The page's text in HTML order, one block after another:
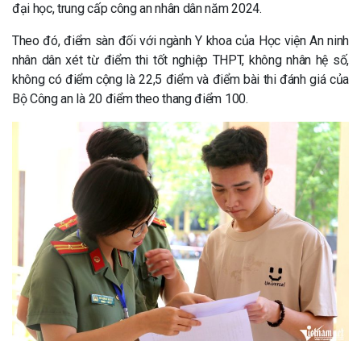
đại học, trung cấp công an nhân dân năm 2024.
Theo đó, điểm sàn đối với ngành Y khoa của Học viện An ninh
nhân dân xét từ điểm thi tốt nghiệp THPT, không nhân hệ số,
không có điểm cộng là 22,5 điểm và điểm bài thi đánh giá của
Bộ Công an là 20 điểm theo thang điểm 100.